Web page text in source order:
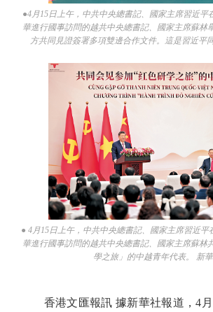
●4月15日上午，中共中央總書記、國家主席習近平
華進行國事訪問的越共中央總書記、國家主席蘇林
方共同見證簽署多項雙邊合作文件。這是習近平
● 4月15日上午，中共中央總書記、國家主席習近平
華進行國事訪問的越共中央總書記、國家主席蘇林
學之旅」的中越青年代表。 新
香港文匯報訊 據新華社報道，4月